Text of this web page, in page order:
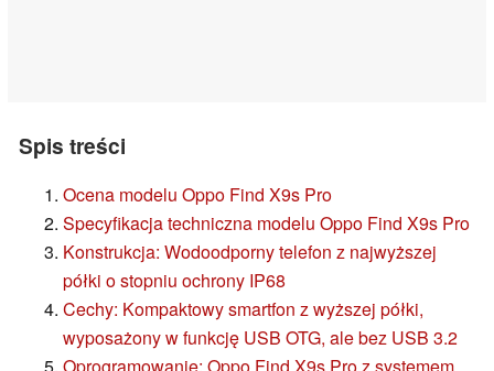
Spis treści
Ocena modelu Oppo Find X9s Pro
Specyfikacja techniczna modelu Oppo Find X9s Pro
Konstrukcja: Wodoodporny telefon z najwyższej
półki o stopniu ochrony IP68
Cechy: Kompaktowy smartfon z wyższej półki,
wyposażony w funkcję USB OTG, ale bez USB 3.2